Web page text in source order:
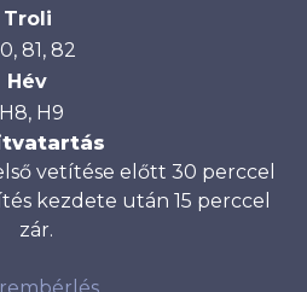
Troli
81, 82
Hév
H8, H9
vetítése előtt 30 perccel
kezdete után 15 perccel
zár.